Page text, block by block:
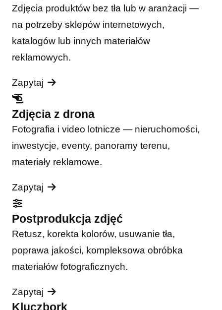
Zdjęcia produktów bez tła lub w aranżacji —
na potrzeby sklepów internetowych,
katalogów lub innych materiałów
reklamowych.
Zapytaj
Zdjęcia z drona
Fotografia i video lotnicze — nieruchomości,
inwestycje, eventy, panoramy terenu,
materiały reklamowe.
Zapytaj
Postprodukcja zdjęć
Retusz, korekta kolorów, usuwanie tła,
poprawa jakości, kompleksowa obróbka
materiałów fotograficznych.
Zapytaj
Kluczbork